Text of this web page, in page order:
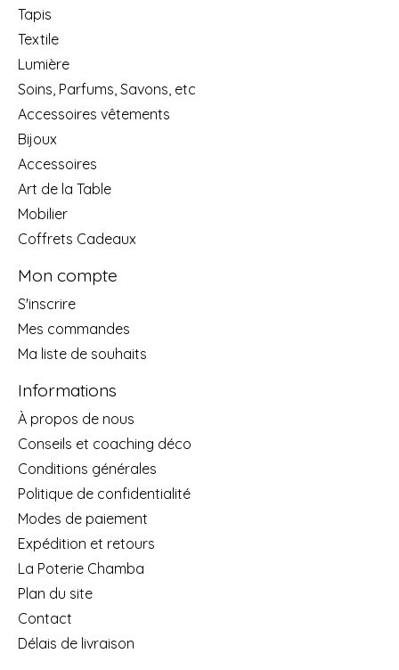
Tapis
Textile
Lumière
Soins, Parfums, Savons, etc
Accessoires vêtements
Bijoux
Accessoires
Art de la Table
Mobilier
Coffrets Cadeaux
Mon compte
S'inscrire
Mes commandes
Ma liste de souhaits
Informations
À propos de nous
Conseils et coaching déco
Conditions générales
Politique de confidentialité
Modes de paiement
Expédition et retours
La Poterie Chamba
Plan du site
Contact
Délais de livraison